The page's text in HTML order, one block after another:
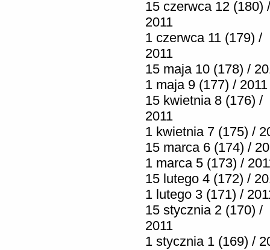
15 czerwca 12 (180) /
2011
1 czerwca 11 (179) /
2011
15 maja 10 (178) /
1 maja 9 (177) / 2011
15 kwietnia 8 (176) /
2011
1 kwietnia 7 (175) /
15 marca 6 (174) /
1 marca 5 (173) /
15 lutego 4 (172) /
1 lutego 3 (171) /
15 stycznia 2 (170) /
2011
1 stycznia 1 (169) /